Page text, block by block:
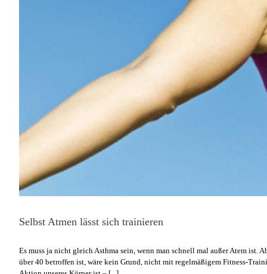
Selbst Atmen lässt sich trainieren
Es muss ja nicht gleich Asthma sein, wenn man schnell mal außer Atem ist.
über 40 betroffen ist, wäre kein Grund, nicht mit regelmäßigem Fitness-